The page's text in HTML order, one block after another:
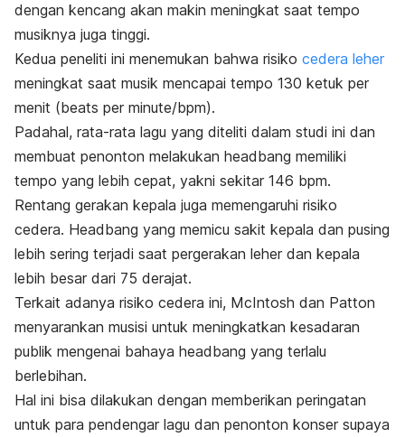
dengan kencang akan makin meningkat saat tempo
musiknya juga tinggi.
Kedua peneliti ini menemukan bahwa risiko cedera leher
meningkat saat musik mencapai tempo 130 ketuk per
menit (beats per minute/bpm).
Padahal, rata-rata lagu yang diteliti dalam studi ini dan
membuat penonton melakukan headbang memiliki
tempo yang lebih cepat, yakni sekitar 146 bpm.
Rentang gerakan kepala juga memengaruhi risiko
cedera. Headbang yang memicu sakit kepala dan pusing
lebih sering terjadi saat pergerakan leher dan kepala
lebih besar dari 75 derajat.
Terkait adanya risiko cedera ini, McIntosh dan Patton
menyarankan musisi untuk meningkatkan kesadaran
publik mengenai bahaya headbang yang terlalu
berlebihan.
Hal ini bisa dilakukan dengan memberikan peringatan
untuk para pendengar lagu dan penonton konser supaya